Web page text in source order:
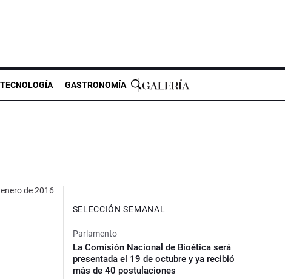
TECNOLOGÍA GASTRONOMÍA
de 2016
SELECCIÓN SEMANAL
Parlamento
La Comisión Nacional de Bioética será
presentada el 19 de octubre y ya recibió
más de 40 postulaciones